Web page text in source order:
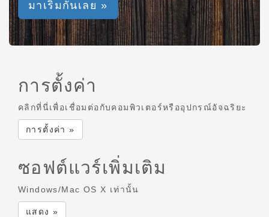
มาเริ่มกันเลย »
การตั้งค่า
คลิกที่นี่เพื่อเชื่อมต่อกับคอมพิวเตอร์หรืออุปกรณ์อัจฉริยะ
การตั้งค่า »
ซอฟต์แวร์เพิ่มเติม
Windows/Mac OS X เท่านั้น
แสดง »